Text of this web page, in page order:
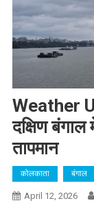
Weather
दक्षिण
तापमान
कोलकाता बंगाल
April 12, 2026